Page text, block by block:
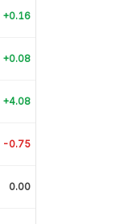
+0.16
+0.08
+4.08
-0.75
0.00